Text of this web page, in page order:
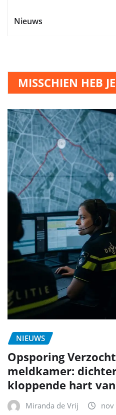
Nieuws
MISSCHIEN HEB
NIEUWS
Opsporing
meldkamer:
kloppende hart
Miranda de Vrij nov